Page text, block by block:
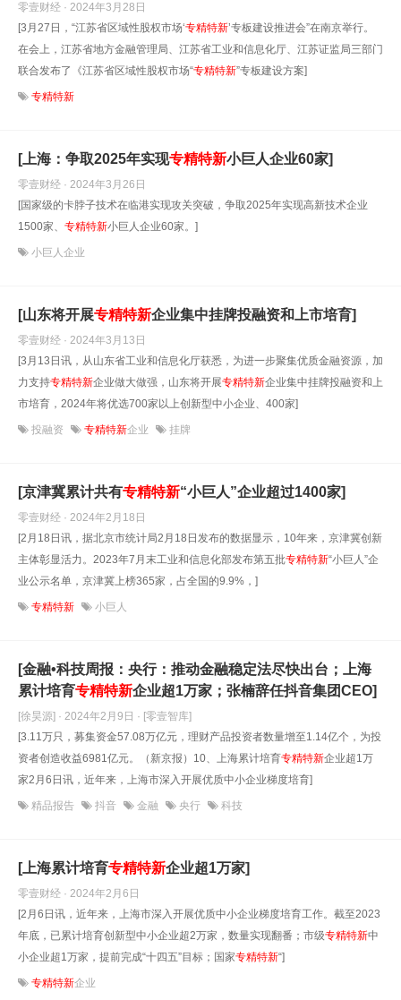
零壹财经 · 2024年3月28日
[3月27日，“江苏省区域性股权市场‘专精特新’专板建设推进会”在南京举行。
在会上，江苏省地方金融管理局、江苏省工业和信息化厅、江苏证监局三部门
联合发布了《江苏省区域性股权市场“专精特新”专板建设方案]
专精特新
[上海：争取2025年实现专精特新小巨人企业60家]
零壹财经 · 2024年3月26日
[国家级的卡脖子技术在临港实现攻关突破，争取2025年实现高新技术企业
1500家、 专精特新小巨人企业60家。]
小巨人企业
[山东将开展专精特新企业集中挂牌投融资和上市培育]
零壹财经 · 2024年3月13日
[3月13日讯，从山东省工业和信息化厅获悉，为进一步聚集优质金融资源，加
力支持专精特新企业做大做强，山东将开展专精特新企业集中挂牌投融资和上
市培育，2024年将优选700家以上创新型中小企业、400家]
投融资 专精特新企业 挂牌
[京津冀累计共有专精特新“小巨人”企业超过1400家]
零壹财经 · 2024年2月18日
[2月18日讯，据北京市统计局2月18日发布的数据显示，10年来，京津冀创新
主体彰显活力。2023年7月末工业和信息化部发布第五批专精特新“小巨人”企
业公示名单，京津冀上榜365家，占全国的9.9%，]
专精特新 小巨人
[金融•科技周报：央行：推动金融稳定法尽快出台；上海
累计培育专精特新企业超1万家；张楠辞任抖音集团CEO]
[徐昊源] · 2024年2月9日 · [零壹智库]
[3.11万只，募集资金57.08万亿元，理财产品投资者数量增至1.14亿个，为投
资者创造收益6981亿元。（新京报）10、上海累计培育专精特新企业超1万
家2月6日讯，近年来，上海市深入开展优质中小企业梯度培育]
精品报告 抖音 金融 央行 科技
[上海累计培育专精特新企业超1万家]
零壹财经 · 2024年2月6日
[2月6日讯，近年来，上海市深入开展优质中小企业梯度培育工作。截至2023
年底，已累计培育创新型中小企业超2万家，数量实现翻番；市级专精特新中
小企业超1万家，提前完成“十四五”目标；国家专精特新“]
专精特新企业